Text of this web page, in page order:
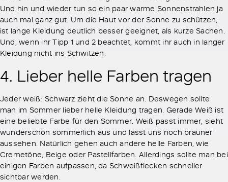
Und hin und wieder tun so ein paar warme Sonnenstrahlen ja
auch mal ganz gut. Um die Haut vor der Sonne zu schützen,
ist lange Kleidung deutlich besser geeignet, als kurze Sachen.
Und, wenn ihr Tipp 1 und 2 beachtet, kommt ihr auch in langer
Kleidung nicht ins Schwitzen.
4. Lieber helle Farben tragen
Jeder weiß: Schwarz zieht die Sonne an. Deswegen sollte
man im Sommer lieber helle Kleidung tragen. Gerade Weiß ist
eine beliebte Farbe für den Sommer. Weiß passt immer, sieht
wunderschön sommerlich aus und lässt uns noch brauner
aussehen. Natürlich gehen auch andere helle Farben, wie
Cremetöne, Beige oder Pastellfarben. Allerdings sollte man bei
einigen Farben aufpassen, da Schweißflecken schneller
sichtbar werden.